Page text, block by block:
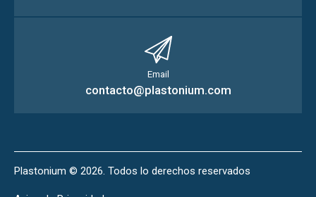
Email
contacto@plastonium.com
Plastonium © 2026. Todos lo derechos reservados